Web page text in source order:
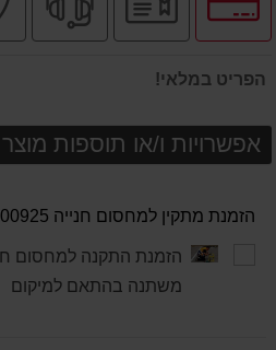
לאפשרויות
תשלומים
רשמי
הפריט במלאי!
אפשרויות ו/או תוספות מוצר
הזמנת מתקין למחסום חנייה 0508500925 (*)
הזמנת התקנה למחסום
משתנה בהתאם למיקום